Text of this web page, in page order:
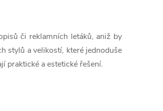
či reklamních letáků, aniž by
stylů a velikostí, které jednoduše
praktické a estetické řešení.